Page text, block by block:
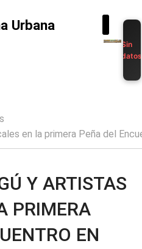
Urbana
Sin
datos
en la primera Peña del
Y ARTISTAS
PRIMERA
EN